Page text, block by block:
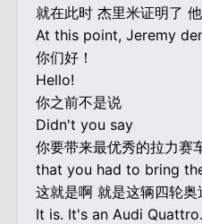
就在此时 杰里米证明了
At this point, Jeremy
你们好！
Hello!
你之前不是说
Didn't you say
你要带来最优秀的拉力赛
that you had to bring
这就是啊 就是这辆四轮奥
It is. It's an Audi Quattro.